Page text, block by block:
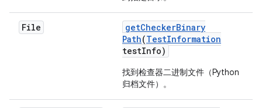
File getCheckerBinary
Path(TestInformation
testInfo)
找到检查器二进制文件（Python
归档文件）。